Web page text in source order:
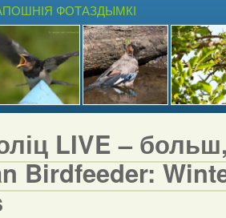
ФОТАЗДЫМКІ
LIVE –
Birdfeeder: